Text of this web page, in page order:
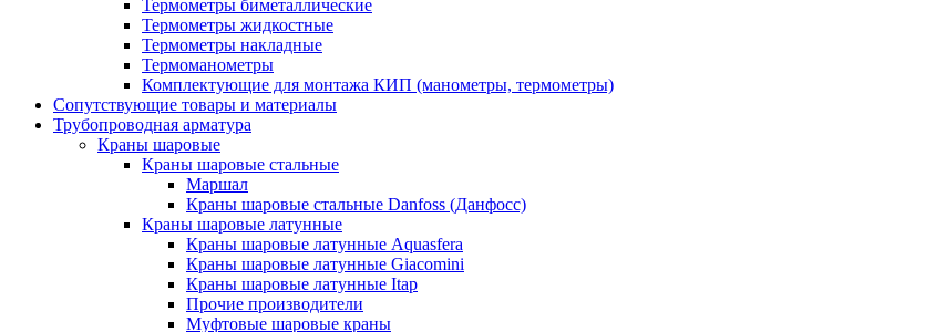
Термометры биметаллические
Термометры жидкостные
Термометры накладные
Термоманометры
Комплектующие для монтажа КИП (манометры, термометры)
Сопутствующие товары и материалы
Трубопроводная арматура
Краны шаровые
Краны шаровые стальные
Маршал
Краны шаровые стальные Danfoss (Данфосс)
Краны шаровые латунные
Краны шаровые латунные Aquasfera
Краны шаровые латунные Giacomini
Краны шаровые латунные Itap
Прочие производители
Муфтовые шаровые краны